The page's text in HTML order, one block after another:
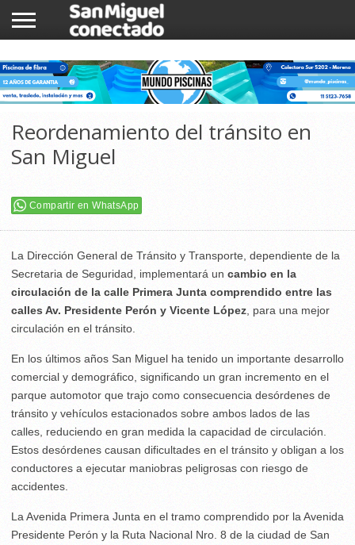
NOTICIAS
COMUNIDAD
COMERCIOS
Reordenamiento del tránsito en
San Miguel
Compartir en WhatsApp
La Dirección General de Tránsito y Transporte, dependiente de la
Secretaria de Seguridad, implementará un cambio en la
circulación de la calle Primera Junta comprendido entre las
calles Av. Presidente Perón y Vicente López, para una mejor
circulación en el tránsito.
En los últimos años San Miguel ha tenido un importante desarrollo
comercial y demográfico, significando un gran incremento en el
parque automotor que trajo como consecuencia desórdenes de
tránsito y vehículos estacionados sobre ambos lados de las
calles, reduciendo en gran medida la capacidad de circulación.
Estos desórdenes causan dificultades en el tránsito y obligan a los
conductores a ejecutar maniobras peligrosas con riesgo de
accidentes.
La Avenida Primera Junta en el tramo comprendido por la Avenida
Presidente Perón y la Ruta Nacional Nro. 8 de la ciudad de San